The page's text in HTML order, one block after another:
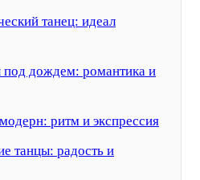
танец: идеал
дождем: романтика и
ритм и экспрессия
танцы: радость и